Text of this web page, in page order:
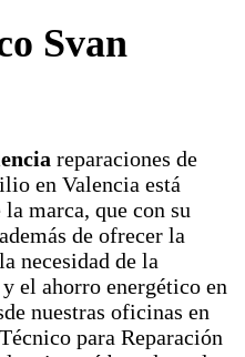
Svan
reparaciones de
en Valencia está
marca, que con su
de ofrecer la
necesidad de la
el ahorro energético en
nuestras oficinas en
para Reparación